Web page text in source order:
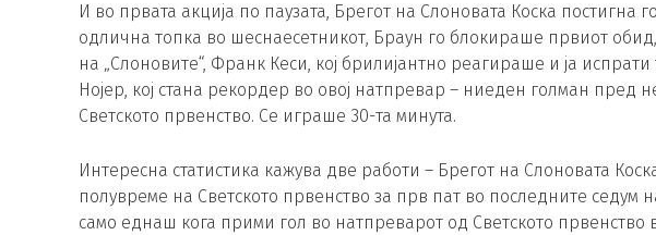
И во првата акција по паузата, Брегот на Слоновата Коска постигна
одлична топка во шеснаесетникот, Браун го блокираше првиот
на „Слоновите“, Франк Кеси, кој брилијантно реагираше и ја
Нојер, кој стана рекордер во овој натпревар – ниеден голман пред
Светското првенство. Се играше 30-та минута.
Интересна статистика кажува две работи – Брегот на Слоновата
полувреме на Светското првенство за прв пат во последните седум
само еднаш кога прими гол во натпреварот од Светското првенство